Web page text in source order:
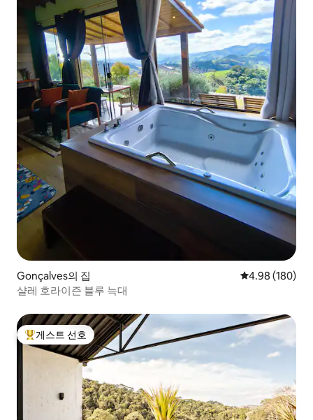
Gonçalves의 집 평점 4.98점(5
4.98 (180)
샬레 호라이즌 블루 늑대
상위 게스트 선호
게스트 선호